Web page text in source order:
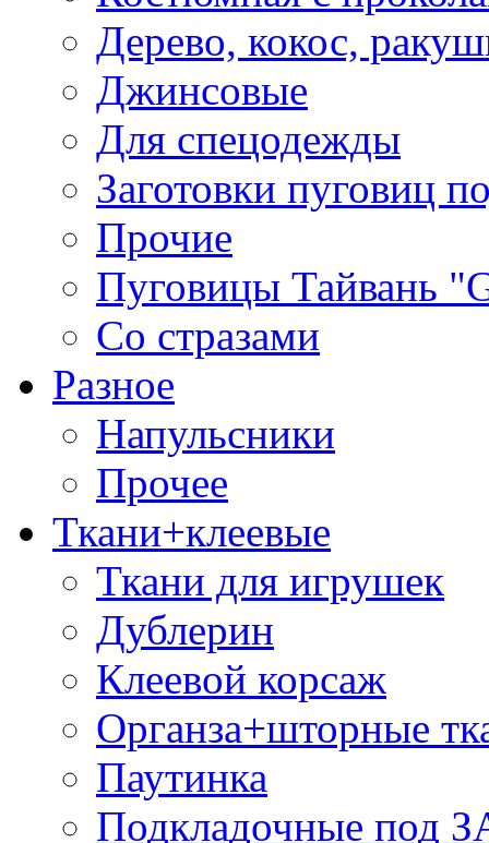
Дерево, кокос,
Джинсовые
Для спецодежды
Заготовки пуговиц
Прочие
Пуговицы Тайвань
Со стразами
Разное
Напульсники
Прочее
Ткани+клеевые
Ткани для игрушек
Дублерин
Клеевой корсаж
Органза+шторные
Паутинка
Подкладочные под